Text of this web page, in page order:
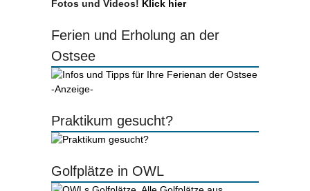
Fotos und Videos! Klick hier
Ferien und Erholung an der
Ostsee
-Anzeige-
Praktikum gesucht?
Golfplätze in OWL